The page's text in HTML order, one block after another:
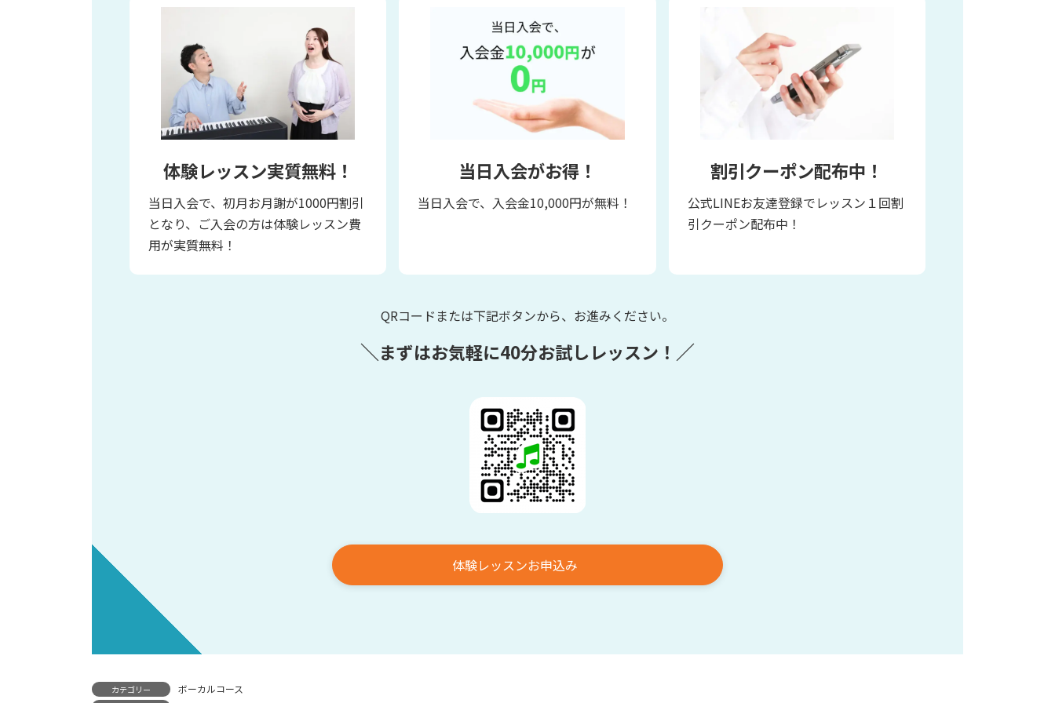
体験レッスン実質無料！
当日入会で、初月お月謝が1000円割引
となり、ご入会の方は体験レッスン費
用が実質無料！
当日入会がお得！
当日入会で、入会金10,000円が無料！
割引クーポン配布中！
公式LINEお友達登録でレッスン１回割
引クーポン配布中！
QRコードまたは下記ボタンから、お進みください。
＼まずはお気軽に40分お試しレッスン！ ／
体験レッスンお申込み
カテゴリー ボーカルコース